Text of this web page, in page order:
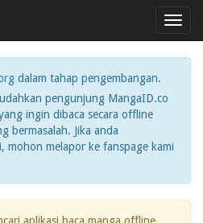
dalam tahap pengembangan.
pengunjung MangaID.co
ingin dibaca secara offline
bermasalah. Jika anda
mohon melapor ke fanspage kami